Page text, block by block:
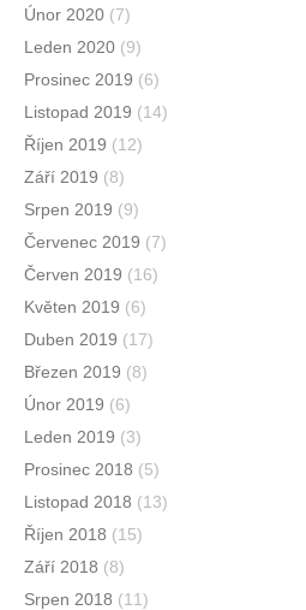
Únor 2020 (7)
Leden 2020 (9)
Prosinec 2019 (6)
Listopad 2019 (14)
Říjen 2019 (12)
Září 2019 (8)
Srpen 2019 (9)
Červenec 2019 (7)
Červen 2019 (16)
Květen 2019 (6)
Duben 2019 (17)
Březen 2019 (8)
Únor 2019 (6)
Leden 2019 (3)
Prosinec 2018 (5)
Listopad 2018 (13)
Říjen 2018 (15)
Září 2018 (8)
Srpen 2018 (11)